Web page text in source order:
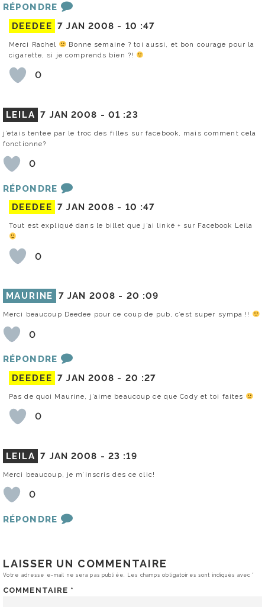
RÉPONDRE
DEEDEE 7 JAN 2008 - 10 :47
Merci Rachel
Bonne semaine ? toi aussi, et bon courage pour la
cigarette, si je comprends bien ?!
0
LEILA 7 JAN 2008 - 01 :23
j’etais tentee par le troc des filles sur facebook, mais comment cela
fonctionne?
0
RÉPONDRE
DEEDEE 7 JAN 2008 - 10 :47
Tout est expliqué dans le billet que j’ai linké + sur Facebook Leila
0
MAURINE 7 JAN 2008 - 20 :09
Merci beaucoup Deedee pour ce coup de pub, c’est super sympa !!
0
RÉPONDRE
DEEDEE 7 JAN 2008 - 20 :27
Pas de quoi Maurine, j’aime beaucoup ce que Cody et toi faites
0
LEILA 7 JAN 2008 - 23 :19
Merci beaucoup, je m’inscris des ce clic!
0
RÉPONDRE
LAISSER UN COMMENTAIRE
Votre adresse e-mail ne sera pas publiée. Les champs obligatoires sont indiqués avec*
COMMENTAIRE *